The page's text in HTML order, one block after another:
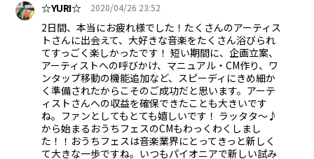
☆YURI☆
2020/04/26 23:52
2日間、本当にお疲れ様でした！たくさんのアーティス
トさんに出会えて、大好きな音楽をたくさん浴びられ
てすっごく楽しかったです！ 短い期間に、企画立案、
アーティストへの呼びかけ、マニュアル・CM作り、ワ
ンタップ移動の機能追加など、スピーディにきめ細か
く準備されたからこそのご成功だと思います。アーテ
ィストさんへの収益を確保できたことも大きいです
ね。ファンとしてもとても嬉しいです！ ラッタタ〜♪
から始まるおうちフェスのCMもわっくわくしまし
た！！おうちフェスは音楽業界にとってきっと新しく
て大きな一歩ですね。いつもパイオニアで新しい試み